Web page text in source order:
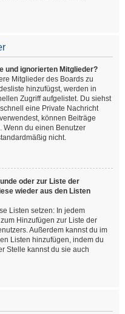
und ignorierten Mitglieder?
Mitglieder des Boards zu
hinzufügst, werden in
Zugriff aufgelistet. Du siehst
eine Private Nachricht
können Beiträge
Wenn du einen Benutzer
nicht.
oder zur Liste der
wieder aus den Listen
Listen setzen: In jedem
Hinzufügen zur Liste der
Außerdem kannst du im
Listen hinzufügen, indem du
Stelle kannst du sie auch